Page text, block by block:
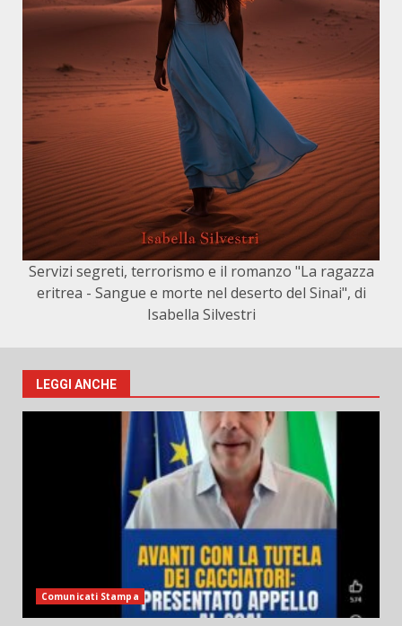
Servizi segreti, terrorismo e il romanzo "La ragazza
eritrea - Sangue e morte nel deserto del Sinai", di
Isabella Silvestri
LEGGI ANCHE
Comunicati Stampa